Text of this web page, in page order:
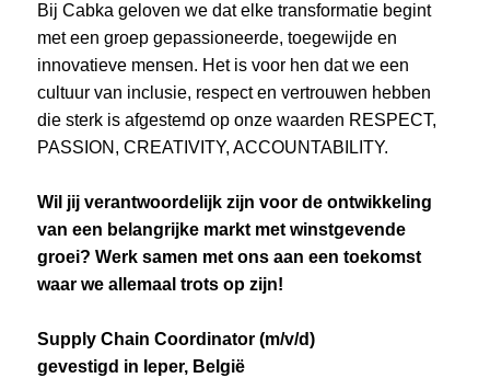
Bij Cabka geloven we dat elke transformatie begint
met een groep gepassioneerde, toegewijde en
innovatieve mensen. Het is voor hen dat we een
cultuur van inclusie, respect en vertrouwen hebben
die sterk is afgestemd op onze waarden RESPECT,
PASSION, CREATIVITY, ACCOUNTABILITY.
Wil jij verantwoordelijk zijn voor de ontwikkeling
van een belangrijke markt met winstgevende
groei? Werk samen met ons aan een toekomst
waar we allemaal trots op zijn!
Supply Chain Coordinator (m/v/d)
gevestigd in Ieper, België